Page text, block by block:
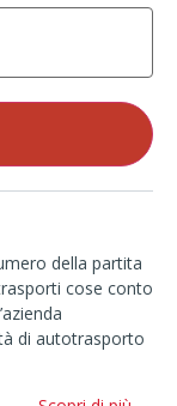
della partita
cose conto
di autotrasporto